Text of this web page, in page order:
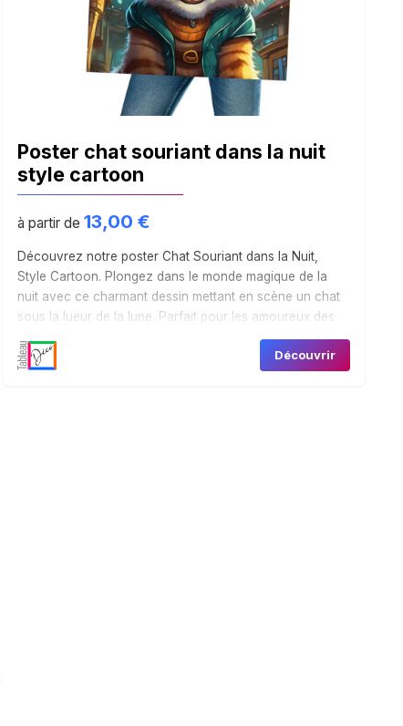
Poster chat souriant dans la nuit
style cartoon
à partir de 13,00 €
Découvrez notre poster Chat Souriant dans la Nuit,
Style Cartoon. Plongez dans le monde magique de la
nuit avec ce charmant dessin mettant en scène un chat
sous la lueur de la lune. Parfait pour les amoureux des
chats, il ajoute une touche de joie et d’innocence à
votre espace.
Découvrir